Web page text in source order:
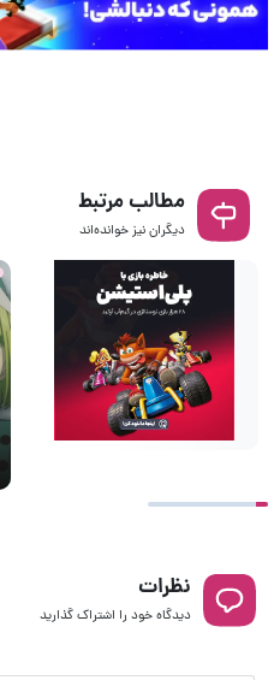
مطالب مرتبط
دیگران نیز خوانده‌اند
نظرات
دیدگاه خود را اشتراک گذارید